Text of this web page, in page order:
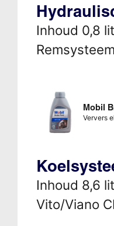
Inhoud 0,8
Mobil
Ververs
Inhoud 8,6
Vito/Viano